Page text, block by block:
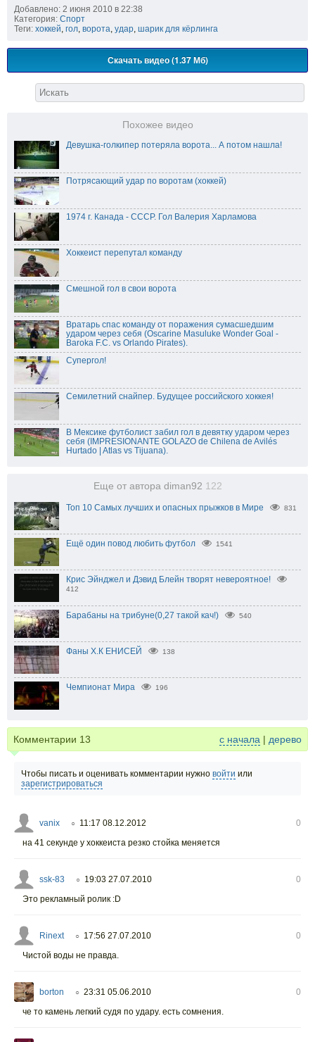
Добавлено: 2 июня 2010 в 22:38
Категория: Спорт
Теги: хоккей гол ворота удар шарик для кёрлинга
Скачать видео (1.37 Мб)
Похожее видео
Девушка-голкипер потеряла ворота... А потом нашла!
Потрясающий удар по воротам (хоккей)
1974 г. Канада - СССР. Гол Валерия Харламова
Хоккеист перепутал команду
Смешной гол в свои ворота
Вратарь спас команду от поражения сумасшедшим
ударом через себя (Oscarine Masuluke Wonder Goal -
Baroka F.C. vs Orlando Pirates).
Супергол!
Семилетний снайпер. Будущее российского хоккея!
В Мексике футболист забил гол в девятку ударом через
себя (IMPRESIONANTE GOLAZO de Chilena de Avilés
Hurtado | Atlas vs Tijuana).
Еще от автора diman92 122
Топ 10 Самых лучших и опасных прыжков в Мире 831
Ещё один повод любить футбол 1541
Крис Эйнджел и Дэвид Блейн творят невероятное!
412
Барабаны на трибуне(0,27 такой кач!) 540
Фаны Х.К ЕНИСЕЙ 138
Чемпионат Мира 196
Комментарии 13 с начала | дерево
Чтобы писать и оценивать комментарии нужно войти или
зарегистрироваться
vanix ○ 11:17 08.12.2012
0
на 41 секунде у хоккеиста резко стойка меняется
ssk-83 ○ 19:03 27.07.2010
0
Это рекламный ролик :D
Rinext ○ 17:56 27.07.2010
0
Чистой воды не правда.
borton ○ 23:31 05.06.2010
0
че то камень легкий судя по удару. есть сомнения.